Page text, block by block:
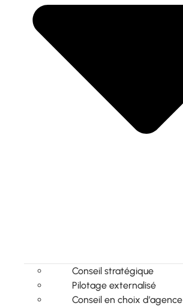
Conseil stratégique
Pilotage externalisé
Conseil en choix d’agence